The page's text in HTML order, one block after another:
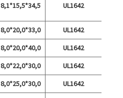
8,1*15,5*34,5 UL1642
8,0*20,0*33,0
UL1642
8,0*20,0*40,0
UL1642
8,0*22,0*30,0
UL1642
8,0*25,0*30,0 UL1642